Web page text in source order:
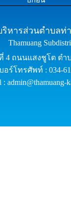
ริหารส่วนตำบลท่
Thamuang
4 ถนนแสงชูโต ต
อร์โทรศัพท์ : 034-
: admin@thamuang-